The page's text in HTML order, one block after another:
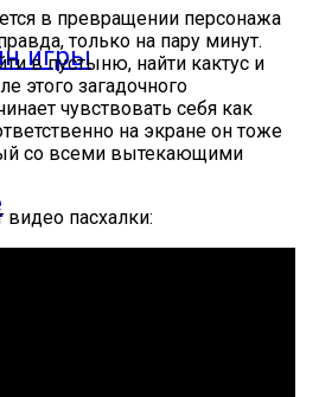
игры
в превращении персонажа
только на пару минут.
в пустыню, найти кактус и
этого загадочного
чувствовать себя как
на экране он тоже
со всеми вытекающими
видео пасхалки: